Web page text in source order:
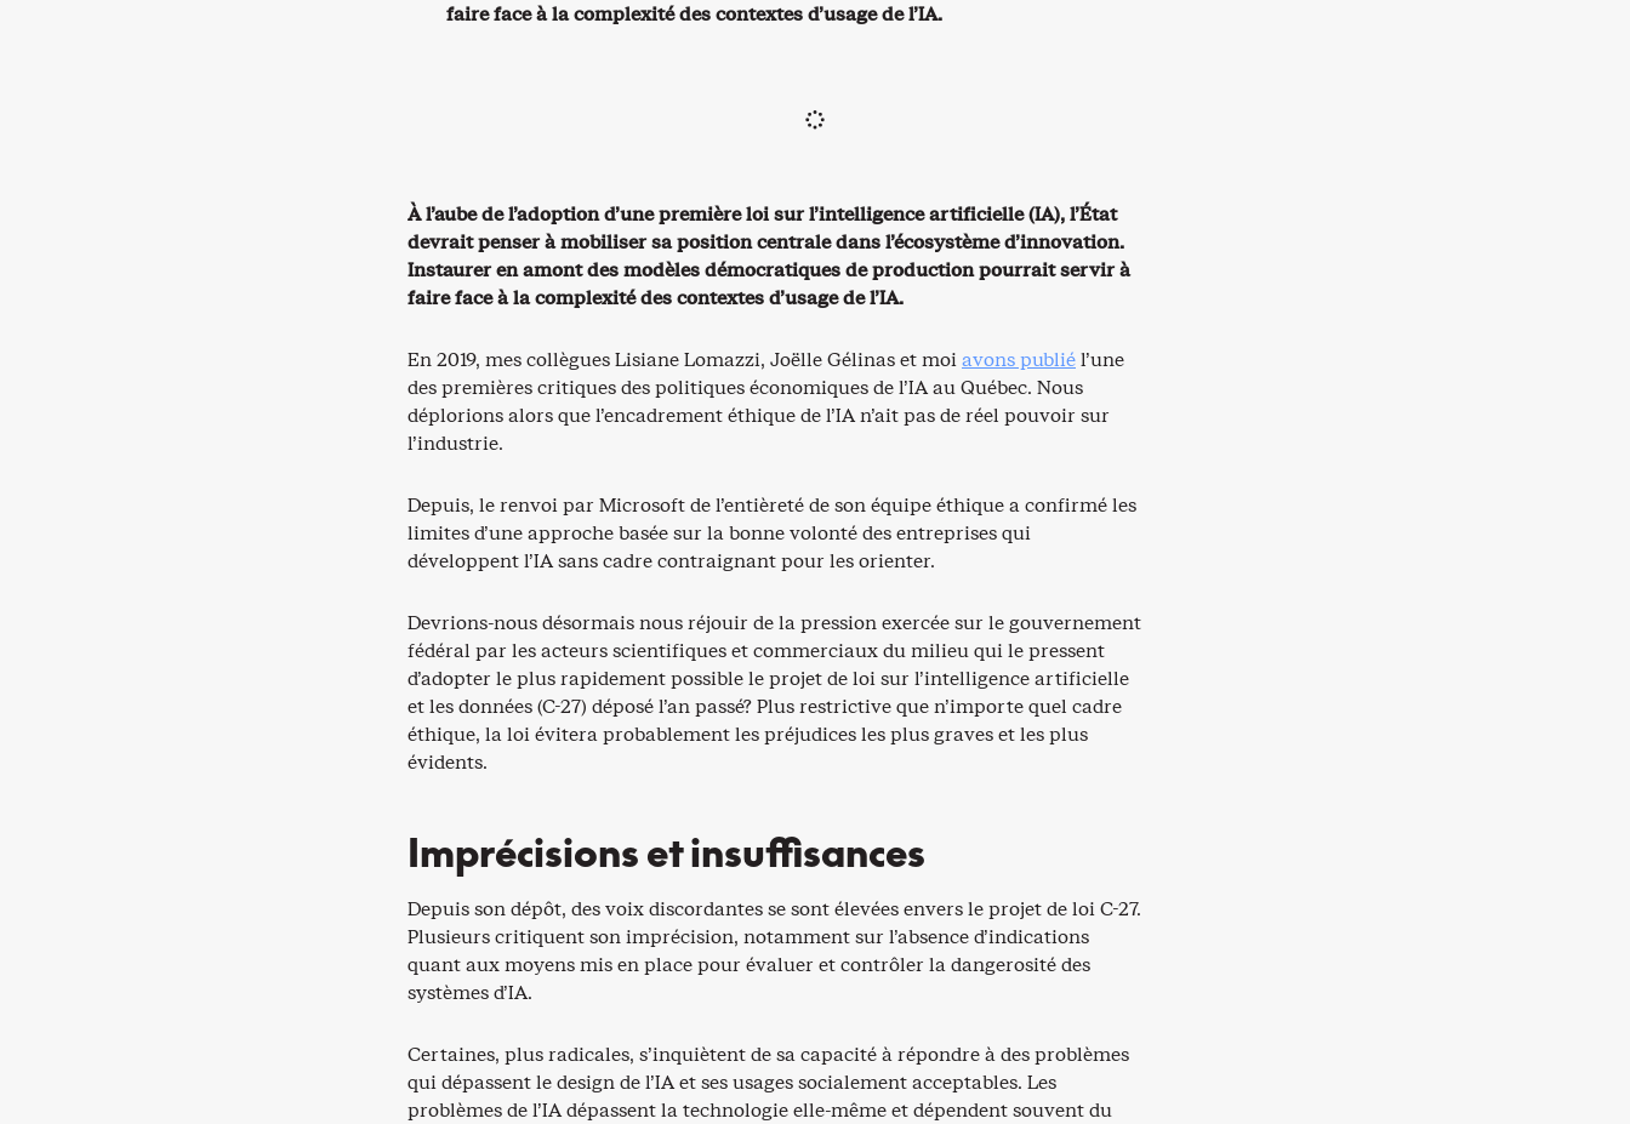
faire face à la complexité des contextes d’usage de l’IA.
À l’aube de l’adoption d’une première loi sur l’intelligence artificielle (IA), l’État
devrait penser à mobiliser sa position centrale dans l’écosystème d’innovation.
Instaurer en amont des modèles démocratiques de production pourrait servir à
faire face à la complexité des contextes d’usage de l’IA.
En 2019, mes collègues Lisiane Lomazzi, Joëlle Gélinas et moiavons publiél’une
des premières critiques des politiques économiques de l’IA au Québec. Nous
déplorions alors que l’encadrement éthique de l’IA n’ait pas de réel pouvoir sur
l’industrie.
Depuis, le renvoi par Microsoft de l’entièreté de son équipe éthique a confirmé les
limites d’une approche basée sur la bonne volonté des entreprises qui
développent l’IA sans cadre contraignant pour les orienter.
Devrions-nous désormais nous réjouir de la pression exercée sur le gouvernement
fédéral par les acteurs scientifiques et commerciaux du milieu qui le pressent
d’adopter le plus rapidement possible le projet de loi sur l’intelligence artificielle
et les données (C-27) déposé l’an passé? Plus restrictive que n’importe quel cadre
éthique, la loi évitera probablement les préjudices les plus graves et les plus
évidents.
Imprécisions et insuffisances
Depuis son dépôt, des voix discordantes se sont élevées envers le projet de loi C-27.
Plusieurs critiquent son imprécision, notamment sur l’absence d’indications
quant aux moyens mis en place pour évaluer et contrôler la dangerosité des
systèmes d’IA.
Certaines, plus radicales, s’inquiètent de sa capacité à répondre à des problèmes
qui dépassent le design de l’IA et ses usages socialement acceptables. Les
problèmes de l’IA dépassent la technologie elle-même et dépendent souvent du